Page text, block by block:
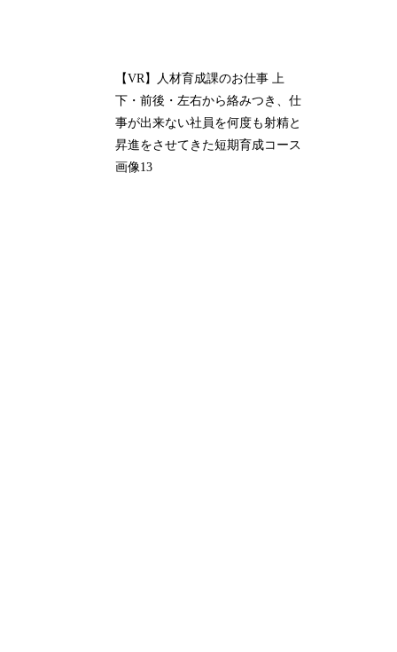
【VR】人材育成課のお仕事 上
下・前後・左右から絡みつき、仕
事が出来ない社員を何度も射精と
昇進をさせてきた短期育成コース
画像13